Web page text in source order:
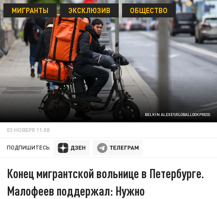
BELKIN ALEXEY/GLOBALLOOKPRESS
МИГРАНТЫ ЭКСКЛЮЗИВ ОБЩЕСТВО
03 НОЯБРЯ 11:08
ПОДПИШИТЕСЬ:
Конец мигрантской вольнице в Петербурге.
Малофеев поддержал: Нужно